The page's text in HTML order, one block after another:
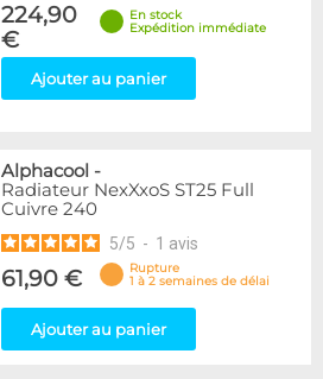
224,90
€
En stock
Expédition immédiate
Ajouter au panier
Alphacool -
Radiateur NexXxoS ST25 Full
Cuivre 240
5/5 - 1 avis
61,90 €
Rupture
1 à 2 semaines de délai
Ajouter au panier